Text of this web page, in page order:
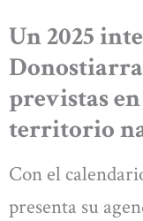
Un 2025
previstas
territorio
Con el
presenta su